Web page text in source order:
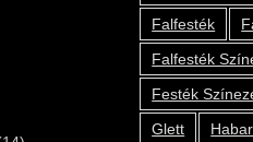
Falfesték
Falfesték
Festék
Glett